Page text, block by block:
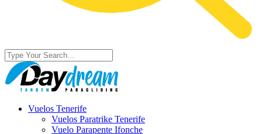
Vuelos Tenerife
Vuelos Paratrike Tenerife
Vuelo Parapente Ifonche